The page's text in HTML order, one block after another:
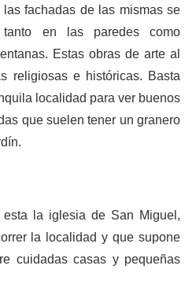
fachadas de las mismas se
tanto en las paredes como
Estas obras de arte al
religiosas e históricas. Basta
localidad para ver buenos
que suelen tener un granero
la iglesia de San Miguel,
la localidad y que supone
cuidadas casas y pequeñas